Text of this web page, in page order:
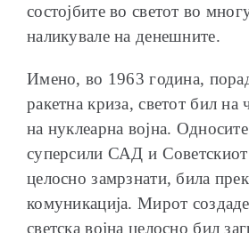
состојбите во светот во
наликувале на денешните.
Имено, во 1963 година,
ракетна криза, светот бил на
на нуклеарна војна.
суперсили САД и
целосно замрзнати, била
комуникација. Мирот
светска војна целосно бил